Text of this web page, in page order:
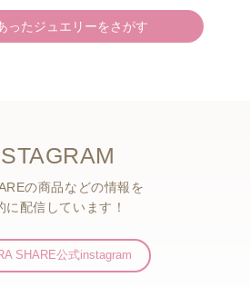
ったジュエリーをさがす
の商品などの情報を
に配信しています！
SHARE公式instagram